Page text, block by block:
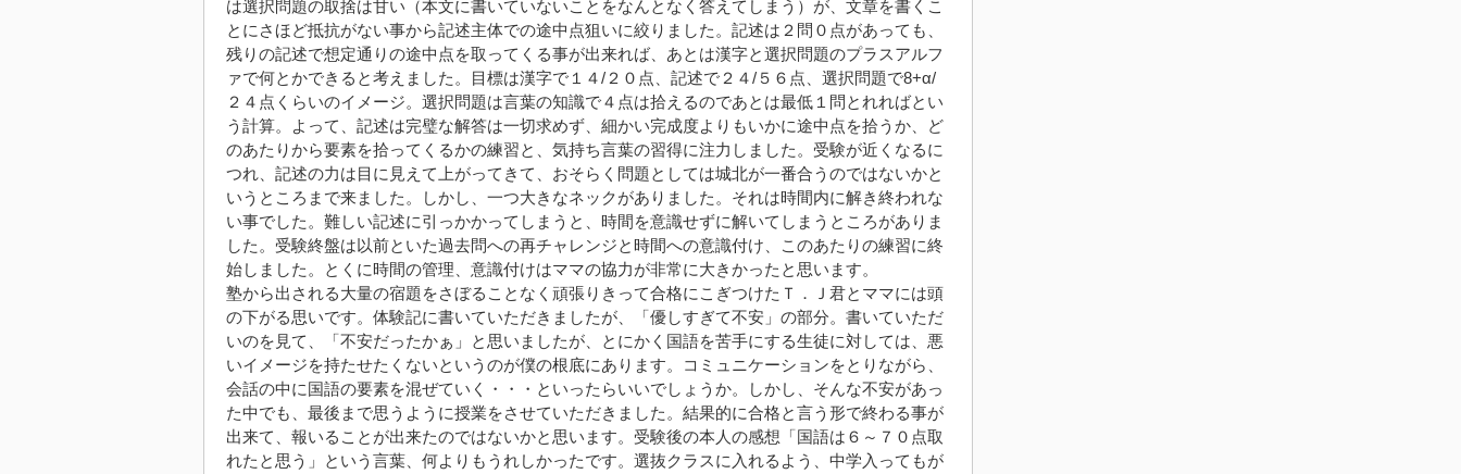
は選択問題の取捨は甘い（本文に書いていないことをなんとなく答えてしまう）が、文章を書くこ
とにさほど抵抗がない事から記述主体での途中点狙いに絞りました。記述は２問０点があっても、
残りの記述で想定通りの途中点を取ってくる事が出来れば、あとは漢字と選択問題のプラスアルフ
ァで何とかできると考えました。目標は漢字で１４/２０点、記述で２４/５６点、選択問題で8+α/
２４点くらいのイメージ。選択問題は言葉の知識で４点は拾えるのであとは最低１問とれればとい
う計算。よって、記述は完璧な解答は一切求めず、細かい完成度よりもいかに途中点を拾うか、ど
のあたりから要素を拾ってくるかの練習と、気持ち言葉の習得に注力しました。受験が近くなるに
つれ、記述の力は目に見えて上がってきて、おそらく問題としては城北が一番合うのではないかと
いうところまで来ました。しかし、一つ大きなネックがありました。それは時間内に解き終われな
い事でした。難しい記述に引っかかってしまうと、時間を意識せずに解いてしまうところがありま
した。受験終盤は以前といた過去問への再チャレンジと時間への意識付け、このあたりの練習に終
始しました。とくに時間の管理、意識付けはママの協力が非常に大きかったと思います。
塾から出される大量の宿題をさぼることなく頑張りきって合格にこぎつけたＴ．Ｊ君とママには頭
の下がる思いです。体験記に書いていただきましたが、「優しすぎて不安」の部分。書いていただ
いのを見て、「不安だったかぁ」と思いましたが、とにかく国語を苦手にする生徒に対しては、悪
いイメージを持たせたくないというのが僕の根底にあります。コミュニケーションをとりながら、
会話の中に国語の要素を混ぜていく・・・といったらいいでしょうか。しかし、そんな不安があっ
た中でも、最後まで思うように授業をさせていただきました。結果的に合格と言う形で終わる事が
出来て、報いることが出来たのではないかと思います。受験後の本人の感想「国語は６～７０点取
れたと思う」という言葉、何よりもうれしかったです。選抜クラスに入れるよう、中学入ってもが